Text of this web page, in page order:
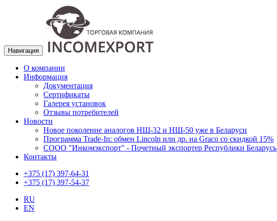
Навигация
О компании
Информация
Документация
Сертификаты
Галерея установок
Отзывы потребителей
Новости
Новое поколение аналогов НШ-32 и НШ-50 уже в Беларуси
Программа Trade-In: обмен Lincoln или др. на Graco со скидкой 15%
СООО "Инкомэкспорт" - Почетный экспортер Республики Беларусь
Контакты
+375 (17) 397-64-31
+375 (17) 397-54-37
RU
EN